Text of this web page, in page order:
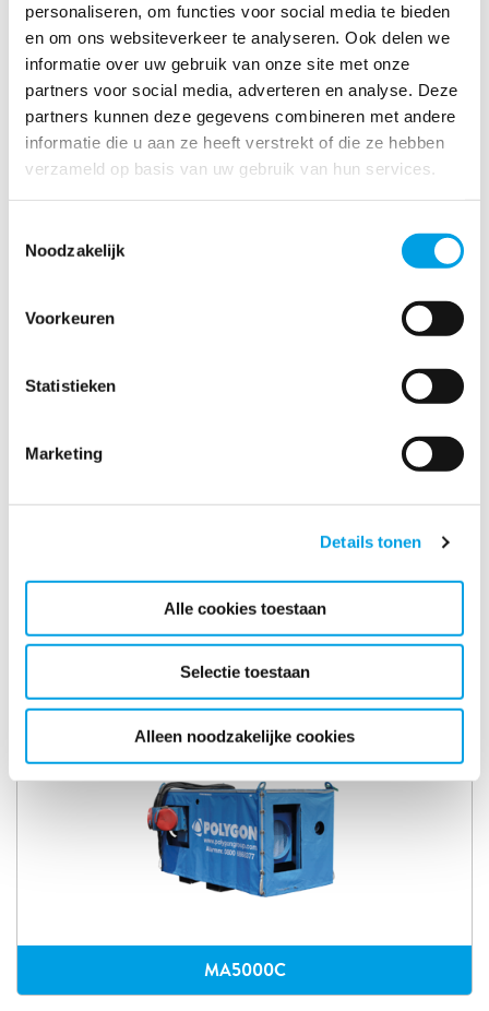
personaliseren, om functies voor social media te bieden
en om ons websiteverkeer te analyseren. Ook delen we
informatie over uw gebruik van onze site met onze
partners voor social media, adverteren en analyse. Deze
partners kunnen deze gegevens combineren met andere
informatie die u aan ze heeft verstrekt of die ze hebben
verzameld op basis van uw gebruik van hun services.
Noodzakelijk
Voorkeuren
Statistieken
Marketing
Details tonen
Alle cookies toestaan
Selectie toestaan
Alleen noodzakelijke cookies
PD1000L
MA5000C